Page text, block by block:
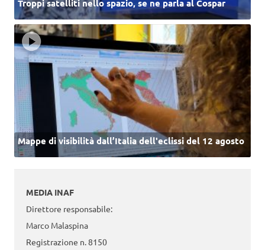
Troppi satelliti nello spazio, se ne parla al Cospar
Mappe di visibilità dall’Italia dell'eclissi del 12 agosto
MEDIA INAF
Direttore responsabile:
Marco Malaspina
Registrazione n. 8150